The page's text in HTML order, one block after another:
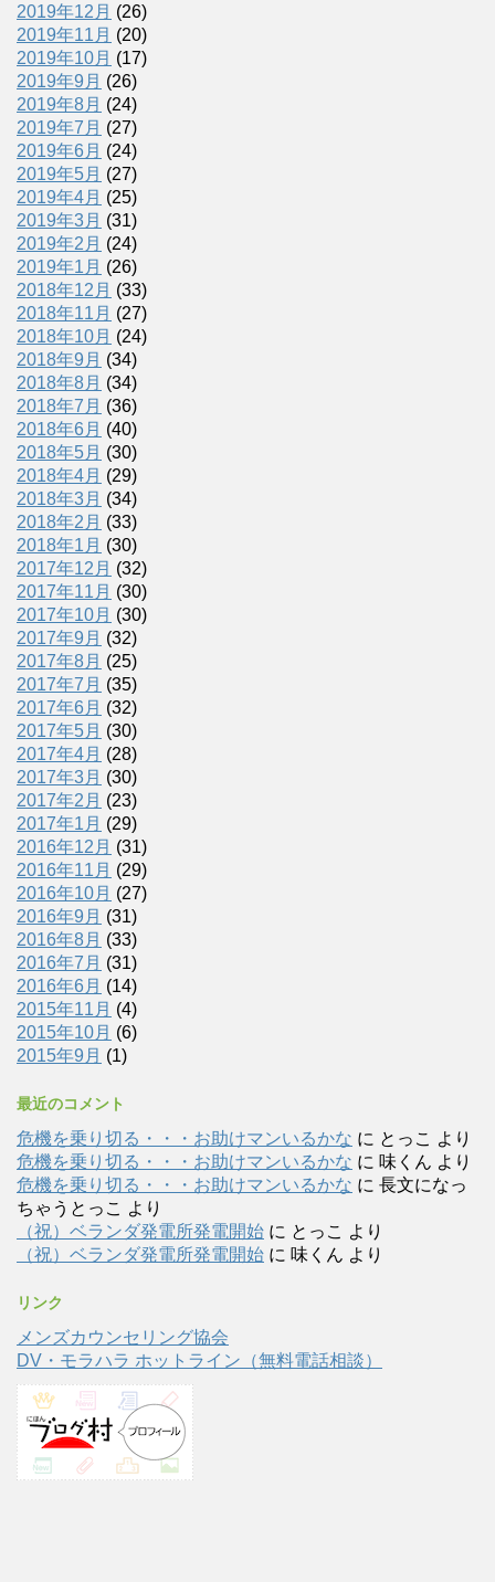
2019年12月 (26)
2019年11月 (20)
2019年10月 (17)
2019年9月 (26)
2019年8月 (24)
2019年7月 (27)
2019年6月 (24)
2019年5月 (27)
2019年4月 (25)
2019年3月 (31)
2019年2月 (24)
2019年1月 (26)
2018年12月 (33)
2018年11月 (27)
2018年10月 (24)
2018年9月 (34)
2018年8月 (34)
2018年7月 (36)
2018年6月 (40)
2018年5月 (30)
2018年4月 (29)
2018年3月 (34)
2018年2月 (33)
2018年1月 (30)
2017年12月 (32)
2017年11月 (30)
2017年10月 (30)
2017年9月 (32)
2017年8月 (25)
2017年7月 (35)
2017年6月 (32)
2017年5月 (30)
2017年4月 (28)
2017年3月 (30)
2017年2月 (23)
2017年1月 (29)
2016年12月 (31)
2016年11月 (29)
2016年10月 (27)
2016年9月 (31)
2016年8月 (33)
2016年7月 (31)
2016年6月 (14)
2015年11月 (4)
2015年10月 (6)
2015年9月 (1)
最近のコメント
危機を乗り切る・・・お助けマンいるかな に とっこ より
危機を乗り切る・・・お助けマンいるかな に 味くん より
危機を乗り切る・・・お助けマンいるかな に 長文になっ
ちゃうとっこ より
（祝）ベランダ発電所発電開始 に とっこ より
（祝）ベランダ発電所発電開始 に 味くん より
リンク
メンズカウンセリング協会
DV・モラハラ ホットライン（無料電話相談）